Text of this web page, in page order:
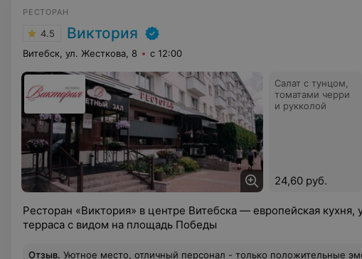
РЕСТОРАН
4.5 Виктория
Витебск, ул. Жесткова, 8 с 12:00
Салат с тунцом,
томатами черри
и рукколой
24,60 руб.
Ресторан «Виктория» в центре Витебска — европейская кухня,
терраса с видом на площадь Победы
Отзыв. Уютное место, отличный персонал - только положительные